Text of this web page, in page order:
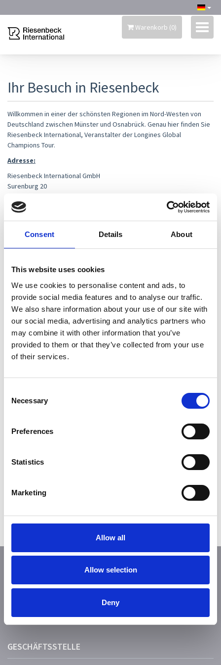
Consent Details About
This website uses cookies
We use cookies to personalise content and ads, to
provide social media features and to analyse our traffic.
We also share information about your use of our site with
our social media, advertising and analytics partners who
may combine it with other information that you’ve
provided to them or that they’ve collected from your use
of their services.
Selection
Necessary
Preferences
Statistics
Marketing
Allow all
Allow selection
Deny
Warenkorb (0)
RIESENBECK INTERNATIONAL
MEIN KONTO
MERCHANDISE
ANREISE
FAQS
Ihr Besuch in Riesenbeck
Willkommen in einer der schönsten Regionen im Nord-Westen von
Deutschland zwischen Münster und Osnabrück. Genau hier finden Sie
Riesenbeck International, Veranstalter der Longines Global
Champions Tour.
Adresse:
Riesenbeck International GmbH
Surenburg 20
Deutschland
GPS Koordinaten:
Breitengrad 52,253034 und Längegrad 7,597448
Wir benötigen Ihre Zustimmung, um Ihnen
unseren Standort anzuzeigen!
GESCHÄFTSSTELLE